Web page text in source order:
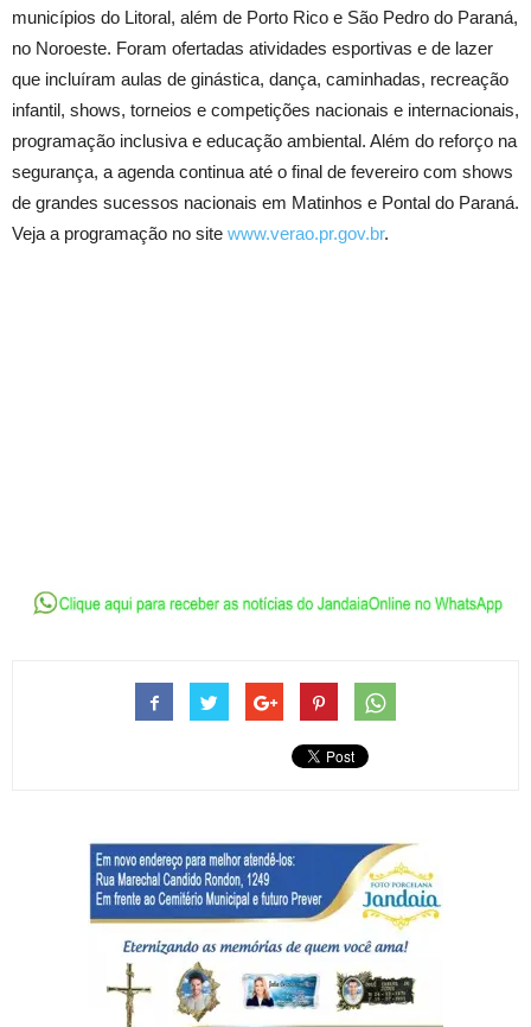
municípios do Litoral, além de Porto Rico e São Pedro do Paraná,
no Noroeste. Foram ofertadas atividades esportivas e de lazer
que incluíram aulas de ginástica, dança, caminhadas, recreação
infantil, shows, torneios e competições nacionais e internacionais,
programação inclusiva e educação ambiental. Além do reforço na
segurança, a agenda continua até o final de fevereiro com shows
de grandes sucessos nacionais em Matinhos e Pontal do Paraná.
Veja a programação no site www.verao.pr.gov.br.